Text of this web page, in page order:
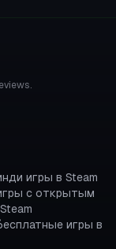
игры в Steam
с открытым
игры в